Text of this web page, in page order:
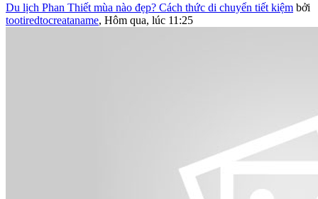
Du lịch Phan Thiết mùa nào đẹp? Cách thức di chuyển tiết kiệm bởi
tootiredtocreataname, Hôm qua, lúc 11:25